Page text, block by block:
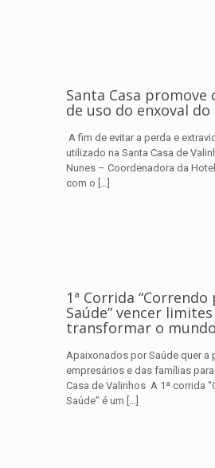
Santa Casa promove
de uso do enxoval
A fim de evitar a perda e
utilizado na Santa Casa de
Nunes – Coordenadora da
com o […]
1ª Corrida “Correndo
Saúde” vencer limites
transformar o mundo
Apaixonados por Saúde quer a
empresários e das famílias
Casa de Valinhos A 1ª corrida
Saúde” é um […]